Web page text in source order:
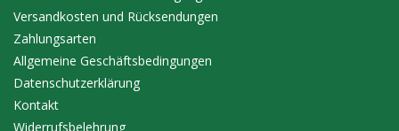
Versandkosten und Rücksendungen
Zahlungsarten
Allgemeine Geschäftsbedingungen
Datenschutzerklärung
Kontakt
Widerrufsbelehrung